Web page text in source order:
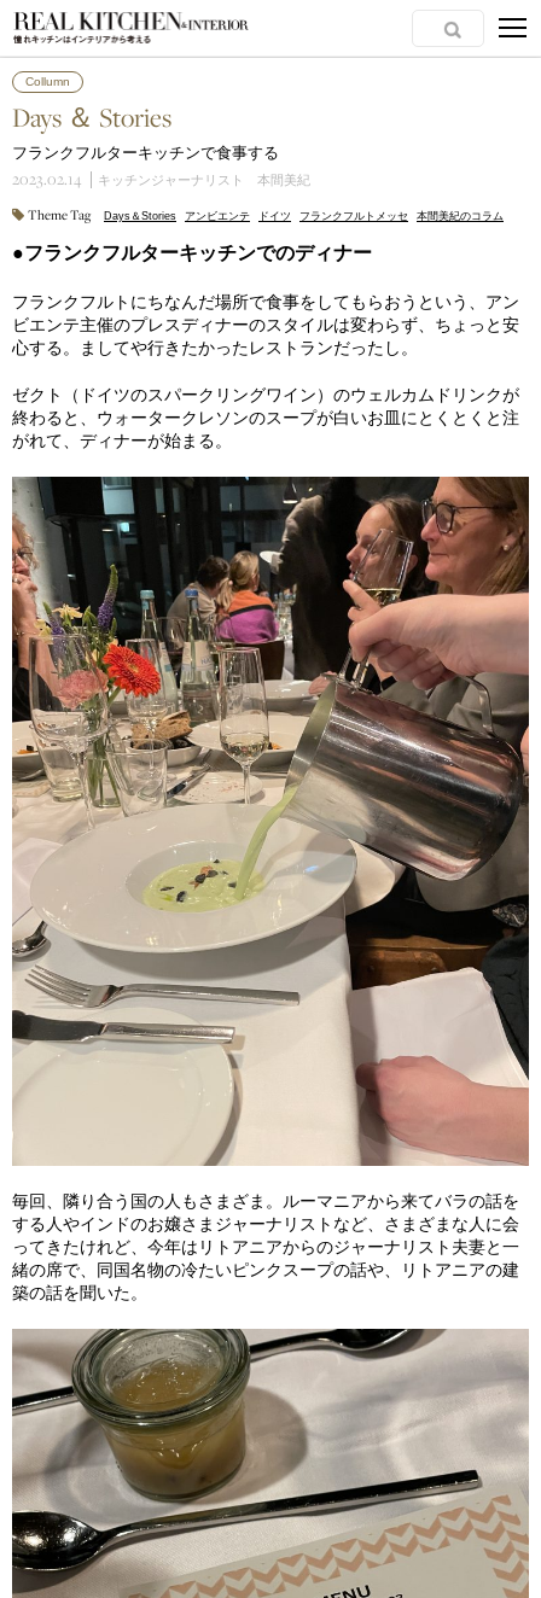
Collumn
Days ＆ Stories
フランクフルターキッチンで食事する
2023.02.14 キッチンジャーナリスト 本間美紀
Theme Tag Days＆Stories アンビエンテ ドイツ フランクフルトメッセ 本間美紀のコラム
●フランクフルターキッチンでのディナー
フランクフルトにちなんだ場所で食事をしてもらおうという、アン
ビエンテ主催のプレスディナーのスタイルは変わらず、ちょっと安
心する。ましてや行きたかったレストランだったし。
ゼクト（ドイツのスパークリングワイン）のウェルカムドリンクが
終わると、ウォータークレソンのスープが白いお皿にとくとくと注
がれて、ディナーが始まる。
毎回、隣り合う国の人もさまざま。ルーマニアから来てバラの話を
する人やインドのお嬢さまジャーナリストなど、さまざまな人に会
ってきたけれど、今年はリトアニアからのジャーナリスト夫妻と一
緒の席で、同国名物の冷たいピンクスープの話や、リトアニアの建
築の話を聞いた。